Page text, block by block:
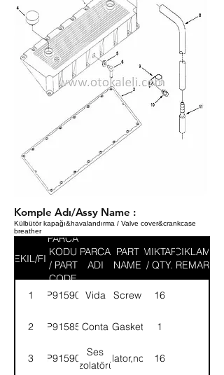
Komple Adı/Assy Name :
Külbütör kapağı&havalandırma / Valve cover&crankcase
breather
SEKIL/FIG
PARCA
KODU
/ PART
CODE
PARCA
ADI
PART
NAME
MIKTAR
/ QTY.
ACIKLAMA
/ REMARK
1 9P915905Vida Screw 16
2 9P915853Conta Gasket 1
3 9P915906
Ses
izolatörü
Isalator,noise16